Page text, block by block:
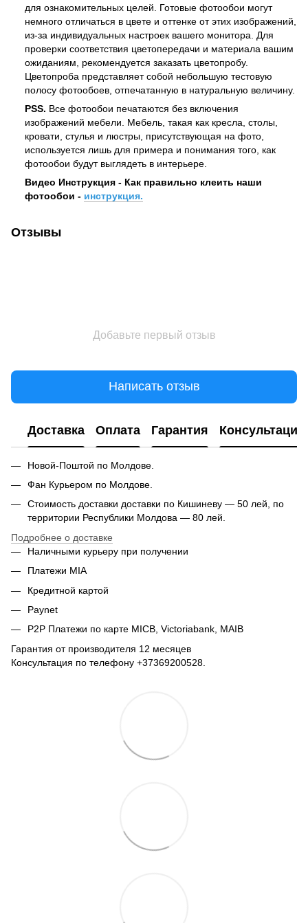
для ознакомительных целей. Готовые фотообои могут
немного отличаться в цвете и оттенке от этих изображений,
из-за индивидуальных настроек вашего монитора. Для
проверки соответствия цветопередачи и материала вашим
ожиданиям, рекомендуется заказать цветопробу.
Цветопроба представляет собой небольшую тестовую
полосу фотообоев, отпечатанную в натуральную величину.
PSS. Все фотообои печатаются без включения
изображений мебели. Мебель, такая как кресла, столы,
кровати, стулья и люстры, присутствующая на фото,
используется лишь для примера и понимания того, как
фотообои будут выглядеть в интерьере.
Видео Инструкция - Как правильно клеить наши
фотообои - инструкция.
Отзывы
Добавьте первый отзыв
Написать отзыв
Доставка Оплата Гарантия Консультация
Новой-Поштой по Молдове.
Фан Курьером по Молдове.
Стоимость доставки доставки по Кишиневу — 50 лей, по
территории Республики Молдова — 80 лей.
Подробнее о доставке
Наличными курьеру при получении
Платежи MIA
Кредитной картой
Paynet
P2P Платежи по карте MICB, Victoriabank, MAIB
Гарантия от производителя 12 месяцев
Консультация по телефону +37369200528.